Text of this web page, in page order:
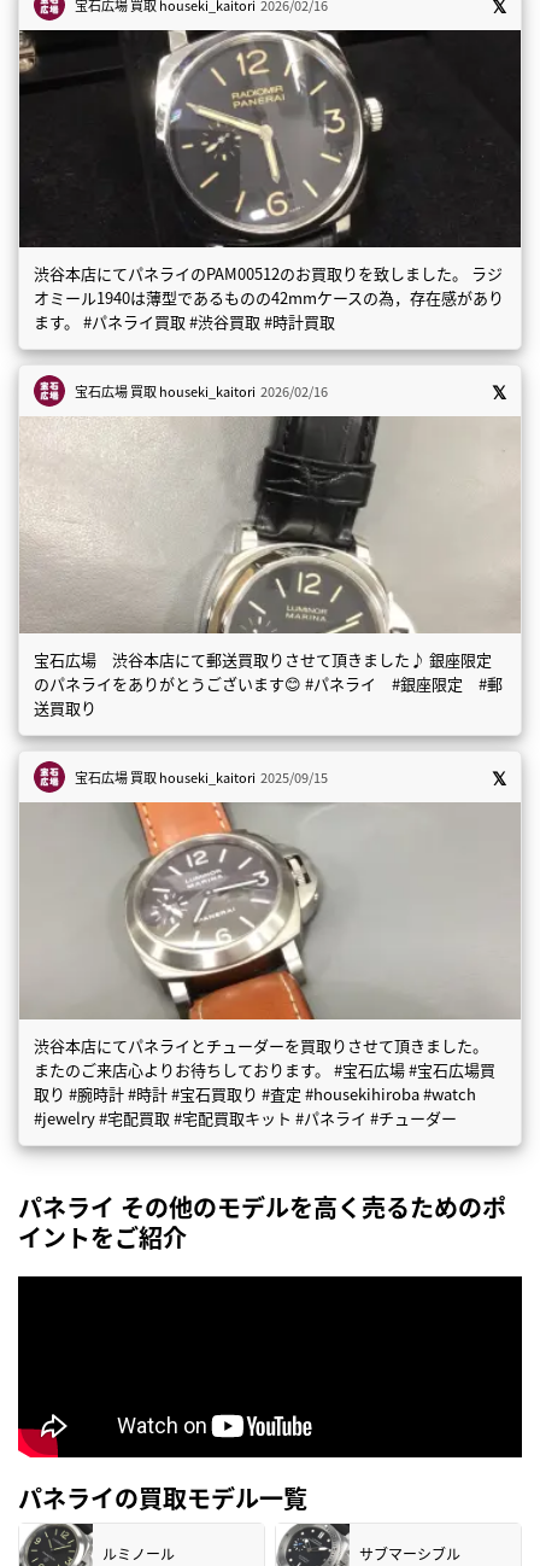
宝石広場 買取houseki_kaitori 2026/02/16
渋谷本店にてパネライのPAM00512のお買取りを致しました。 ラジ
オミール1940は薄型であるものの42mmケースの為，存在感があり
ます。 #パネライ買取 #渋谷買取 #時計買取
宝石広場 買取houseki_kaitori 2026/02/16
宝石広場 渋谷本店にて郵送買取りさせて頂きました♪ 銀座限定
のパネライをありがとうございます😊 #パネライ #銀座限定 #郵
送買取り
宝石広場 買取houseki_kaitori 2025/09/15
渋谷本店にてパネライとチューダーを買取りさせて頂きました。
またのご来店心よりお待ちしております。 #宝石広場 #宝石広場買
取り #腕時計 #時計 #宝石買取り #査定 #housekihiroba #watch
#jewelry #宅配買取 #宅配買取キット #パネライ #チューダー
パネライ その他のモデルを高く売るためのポ
イントをご紹介
パネライの買取モデル一覧
ルミノール サブマーシブル